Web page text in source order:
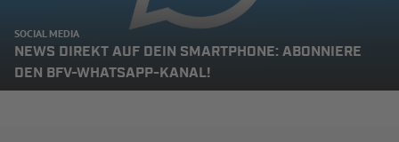
SOCIAL MEDIA
NEWS DIREKT AUF DEIN SMARTPHONE: ABONNIERE
DEN BFV-WHATSAPP-KANAL!